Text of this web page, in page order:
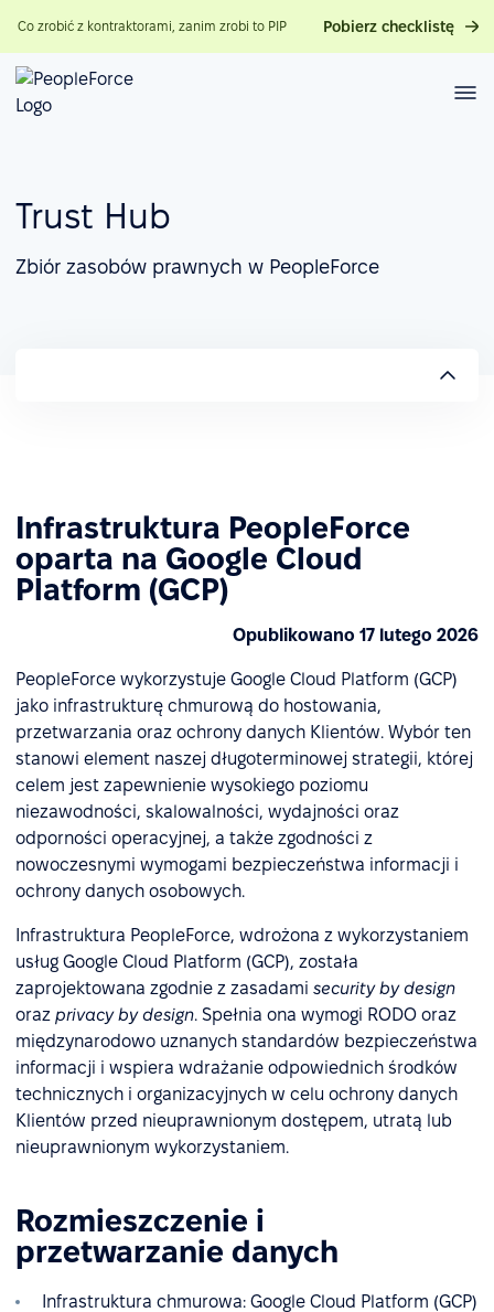
Co zrobić z kontraktorami, zanim zrobi to PIP Pobierz checklistę
Trust Hub
Zbiór zasobów prawnych w PeopleForce
Infrastruktura PeopleForce
oparta na Google Cloud
Platform (GCP)
Opublikowano 17 lutego 2026
PeopleForce wykorzystuje Google Cloud Platform (GCP)
jako infrastrukturę chmurową do hostowania,
przetwarzania oraz ochrony danych Klientów. Wybór ten
stanowi element naszej długoterminowej strategii, której
celem jest zapewnienie wysokiego poziomu
niezawodności, skalowalności, wydajności oraz
odporności operacyjnej, a także zgodności z
nowoczesnymi wymogami bezpieczeństwa informacji i
ochrony danych osobowych.
Infrastruktura PeopleForce, wdrożona z wykorzystaniem
usług Google Cloud Platform (GCP), została
zaprojektowana zgodnie z zasadami security by design
oraz privacy by design. Spełnia ona wymogi RODO oraz
międzynarodowo uznanych standardów bezpieczeństwa
informacji i wspiera wdrażanie odpowiednich środków
technicznych i organizacyjnych w celu ochrony danych
Klientów przed nieuprawnionym dostępem, utratą lub
nieuprawnionym wykorzystaniem.
Rozmieszczenie i
przetwarzanie danych
Infrastruktura chmurowa: Google Cloud Platform (GCP)